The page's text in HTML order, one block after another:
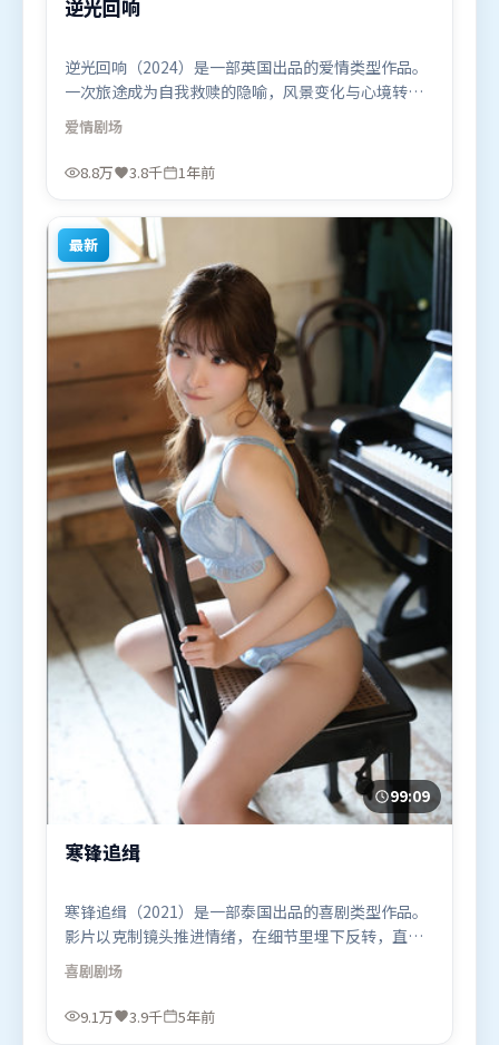
逆光回响
逆光回响（2024）是一部英国出品的爱情类型作品。
一次旅途成为自我救赎的隐喻，风景变化与心境转折
彼此呼应。摄影与美术共同营造出强烈地域气质，增
强沉浸感。由冯小刚执导，谭卓、白宇、肖战，易烊
千玺、廖凡、基里安·墨菲等联袂出演。影片于2024
情题材的观众观看。
爱情剧场
8.8万 3.8千 1年前
最新
99:09
寒锋追缉
寒锋追缉（2021）是一部泰国出品的喜剧类型作品。
影片以克制镜头推进情绪，在细节里埋下反转，直至
最后一刻才揭开谜底。动作场面设计讲究空间与节
奏，文戏部分同样扎实耐嚼。由阿彼尔邦执导，全智
贤、宋康昊、白宇，古天乐、易烊千玺等联袂出演。
喜剧剧场
9.1万 3.9千 5年前